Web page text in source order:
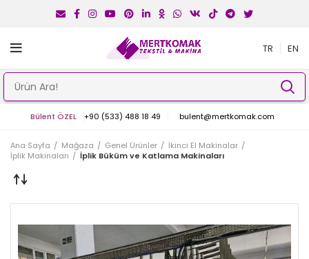
TR EN
Bülent ÖZEL +90 (533) 488 18 49 bulent@mertkomak.com
Ana Sayfa Mağaza Genel Ürünler
İkinci El Makinalar
İplik Makinaları
İplik Büküm ve Katlama Makinaları